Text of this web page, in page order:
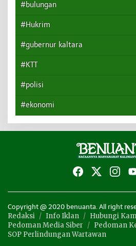
#bulungan
#Hukrim
#gubernur kaltara
#KTT
#polisi
#ekonomi
Copyright @ 2020 benuanta. All right
Redaksi
Info Iklan
Hubungi
Pedoman Media Siber
Pedoman
SOP Perlindungan Wartawan